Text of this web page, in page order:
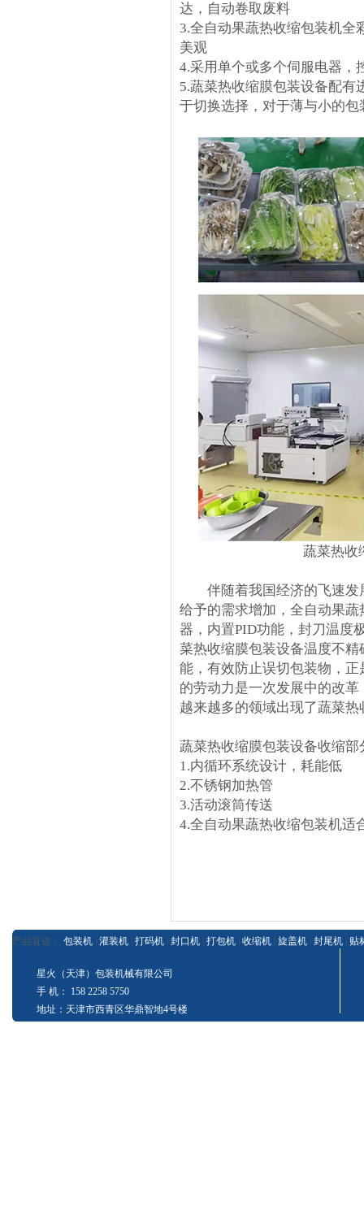
达，自动卷取废料
3.全自动果蔬热收缩包装机全
美观
4.采用单个或多个伺服电器，
5.蔬菜热收缩膜包装设备配有
于切换选择，对于薄与小的
蔬菜热收
伴随着我国经济的飞速发
给予的需求增加，全自动果
器，内置PID功能，封刀温度
菜热收缩膜包装设备温度不
能，有效防止误切包装物，
的劳动力是一次发展中的改
越来越多的领域出现了蔬菜
蔬菜热收缩膜包装设备收缩部
1.内循环系统设计，耗能低
2.不锈钢加热管
3.活动滚筒传送
4.全自动果蔬热收缩包装机适
产品直达： 包装机 灌装机 打码机 封口机 打包机 收缩机 旋盖机 封尾机 贴
星火（天津）包装机械有限公司
手 机： 158 2258 5750
地址：天津市西青区华鼎智地4号楼